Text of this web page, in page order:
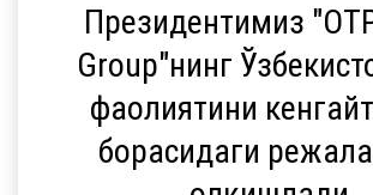
Президентимиз
Group"нинг
фаолиятини
борасидаги